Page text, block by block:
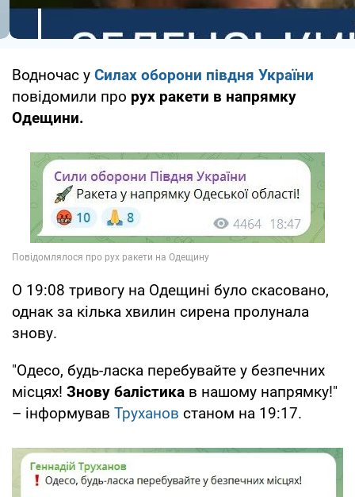
Водночас у Силах оборони півдня України
повідомили про рух ракети в напрямку
Одещини.
О 19:08 тривогу на Одещині було скасовано,
однак за кілька хвилин сирена пролунала
знову.
"Одесо, будь-ласка перебувайте у безпечних
місцях! Знову балістика в нашому напрямку!"
– інформував Труханов станом на 19:17.